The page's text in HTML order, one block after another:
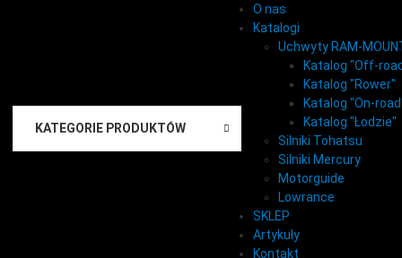
KATEGORIE PRODUKTÓW
O nas
Katalogi
Uchwyty RAM-
Katalog "Off-
Katalog "Rower"
Katalog "On-
Katalog "Łodzie"
Silniki Tohatsu
Silniki Mercury
Motorguide
Lowrance
SKLEP
Artykuły
Kontakt